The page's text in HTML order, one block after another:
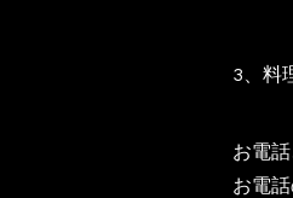
3、料
お電
お電